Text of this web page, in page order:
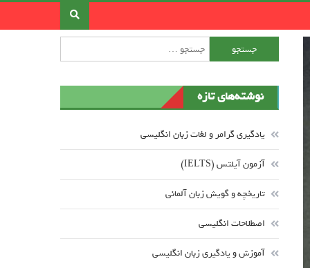
جستجو برای:
نوشته‌های تازه
یادگیری گرامر و لغات زبان انگلیسی
آزمون آیلتس (IELTS)
تاریخچه و گویش زبان آلمانی
اصطلاحات انگلیسی
آموزش و یادگیری زبان انگلیسی